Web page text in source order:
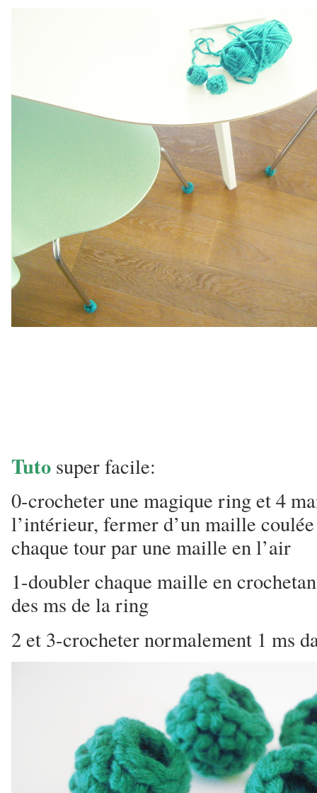
Tuto super facile:
0-crocheter une magique ring et 4
l’intérieur, fermer d’un maille
chaque tour par une maille en l’air
1-doubler chaque maille en
des ms de la ring
2 et 3-crocheter normalement 1 ms